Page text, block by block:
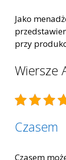
Jako
przy
Wiersze
Czasem
Czasem